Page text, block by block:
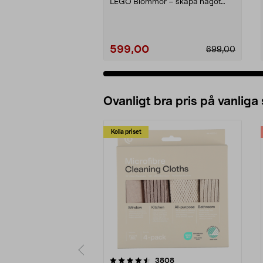
LEGO Blommor – skapa något
599,00 699,00
Ovanligt bra pris på vanliga
Kolla priset
3808recensioner
4.0av 5 stjärnor